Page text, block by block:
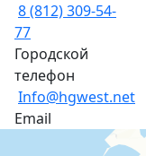
8 (812) 309-54-
77
Городской
телефон
Info@hgwest.net
Email